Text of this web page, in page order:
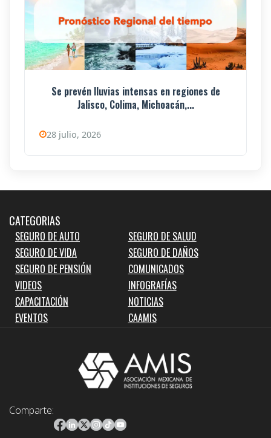
Se prevén lluvias intensas en regiones de
Jalisco, Colima, Michoacán,...
28 julio, 2026
CATEGORIAS
SEGURO DE AUTO
SEGURO DE SALUD
SEGURO DE VIDA
SEGURO DE DAÑOS
SEGURO DE PENSIÓN
COMUNICADOS
VIDEOS
INFOGRAFÍAS
CAPACITACIÓN
NOTICIAS
EVENTOS
CAAMIS
Comparte: